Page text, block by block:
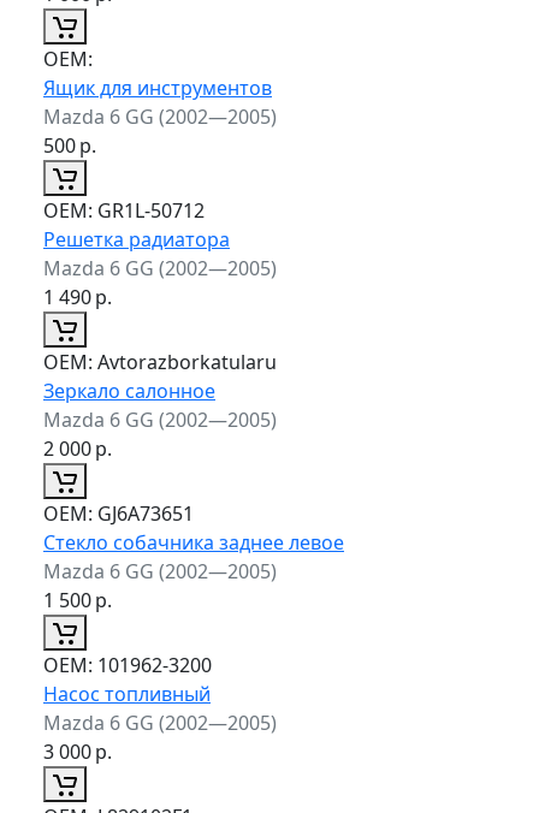
ОЕМ:
Ящик для инструментов
Mazda 6 GG (2002—2005)
500р.
ОЕМ: GR1L-50712
Решетка радиатора
Mazda 6 GG (2002—2005)
1 490р.
ОЕМ: Avtorazborkatularu
Зеркало салонное
Mazda 6 GG (2002—2005)
2 000р.
ОЕМ: GJ6A73651
Стекло собачника заднее левое
Mazda 6 GG (2002—2005)
1 500р.
ОЕМ: 101962-3200
Насос топливный
Mazda 6 GG (2002—2005)
3 000р.